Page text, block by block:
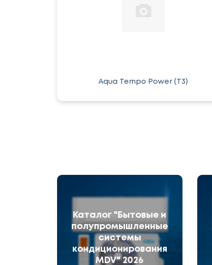
Aqua Tempo Power (T3)
Каталог "Бытовые и
полупромышленные
системы
кондиционирования
MDV" 2026